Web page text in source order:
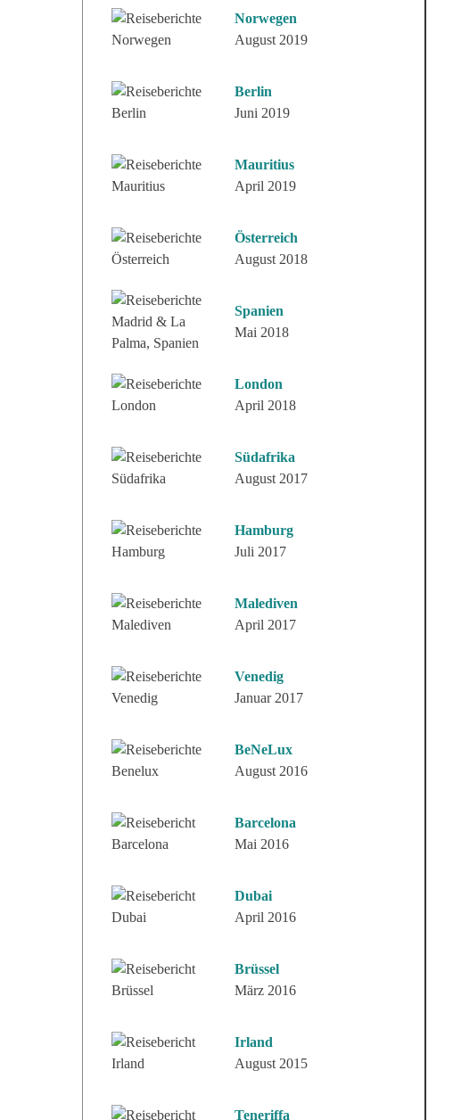
Norwegen
August 2019
Berlin
Juni 2019
Mauritius
April 2019
Österreich
August 2018
Spanien
Mai 2018
London
April 2018
Südafrika
August 2017
Hamburg
Juli 2017
Malediven
April 2017
Venedig
Januar 2017
BeNeLux
August 2016
Barcelona
Mai 2016
Dubai
April 2016
Brüssel
März 2016
Irland
August 2015
Teneriffa